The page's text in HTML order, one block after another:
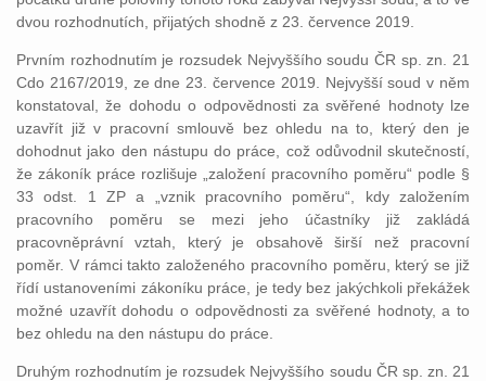
dvou rozhodnutích, přijatých shodně z 23. července 2019.
Prvním rozhodnutím je rozsudek Nejvyššího soudu ČR sp. zn. 21
Cdo 2167/2019, ze dne 23. července 2019. Nejvyšší soud v něm
konstatoval, že dohodu o odpovědnosti za svěřené hodnoty lze
uzavřít již v pracovní smlouvě bez ohledu na to, který den je
dohodnut jako den nástupu do práce, což odůvodnil skutečností,
že zákoník práce rozlišuje „založení pracovního poměru“ podle §
33 odst. 1 ZP a „vznik pracovního poměru“, kdy založením
pracovního poměru se mezi jeho účastníky již zakládá
pracovněprávní vztah, který je obsahově širší než pracovní
poměr. V rámci takto založeného pracovního poměru, který se již
řídí ustanoveními zákoníku práce, je tedy bez jakýchkoli překážek
možné uzavřít dohodu o odpovědnosti za svěřené hodnoty, a to
bez ohledu na den nástupu do práce.
Druhým rozhodnutím je rozsudek Nejvyššího soudu ČR sp. zn. 21